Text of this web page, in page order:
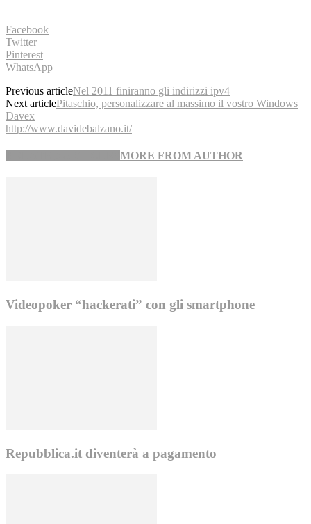
Facebook
Twitter
Pinterest
WhatsApp
Previous articleNel 2011 finiranno gli indirizzi ipv4
Next articlePitaschio, personalizzare al massimo il vostro Windows
Davex
http://www.davidebalzano.it/
MORE FROM AUTHOR
Videopoker “hackerati” con gli smartphone
Repubblica.it diventerà a pagamento